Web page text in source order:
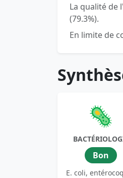
La qualité de
(79.3%).
En limite de
🦠
Bon
E. coli,